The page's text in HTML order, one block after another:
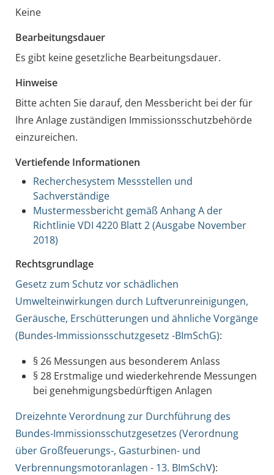
Keine
Bearbeitungsdauer
Es gibt keine gesetzliche Bearbeitungsdauer.
Hinweise
Bitte achten Sie darauf, den Messbericht bei der für
Ihre Anlage zuständigen Immissionsschutzbehörde
einzureichen.
Vertiefende Informationen
Recherchesystem Messstellen und
Sachverständige
Mustermessbericht gemäß Anhang A der
Richtlinie VDI 4220 Blatt 2 (Ausgabe November
2018)
Rechtsgrundlage
Gesetz zum Schutz vor schädlichen
Umwelteinwirkungen durch Luftverunreinigungen,
Geräusche, Erschütterungen und ähnliche Vorgänge
(Bundes-Immissionsschutzgesetz -BImSchG):
§ 26 Messungen aus besonderem Anlass
§ 28 Erstmalige und wiederkehrende Messungen
bei genehmigungsbedürftigen Anlagen
Dreizehnte Verordnung zur Durchführung des
Bundes-Immissionsschutzgesetzes (Verordnung
über Großfeuerungs-, Gasturbinen- und
Verbrennungsmotoranlagen - 13. BImSchV):